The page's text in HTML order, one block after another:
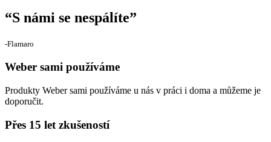
“S námi se nespálíte”
‐Flamaro
Weber sami používáme
Produkty Weber sami používáme u nás v práci i doma a můžeme je
doporučit.
Přes 15 let zkušeností